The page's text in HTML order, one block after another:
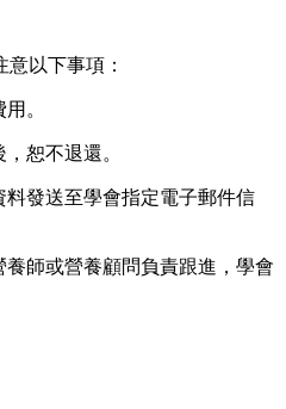
以下事項：
。
恕不退還。
發送至學會指定電子郵件信
師或營養顧問負責跟進，學會